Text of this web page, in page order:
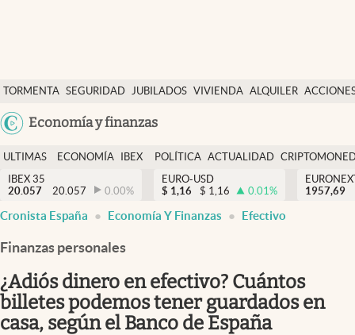
TORMENTA SEGURIDAD JUBILADOS VIVIENDA ALQUILER
USA
Economía y finanzas
Economía y finanzas
Política
Actualidad
Criptomonedas
España
ULTIMAS
NOTICIAS
ECONOMÍA
FINANZAS
IBEX
EURO
POLÍTICA ACTUALIDAD
IBEX 35
20.057
20.057 0.00%
EURO-USD
$ 1,16 $ 1,16 0.01%
1957,69
Cronista España Economía Y Finanzas Efectivo
Finanzas personales
¿Adiós dinero en efectivo? Cuántos
billetes podemos tener guardados en
casa, según el Banco de España